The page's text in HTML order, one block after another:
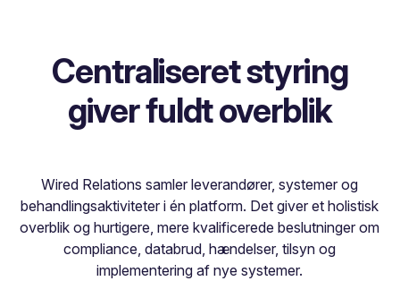
Centraliseret styring
giver fuldt overblik
Wired Relations samler leverandører, systemer og
behandlingsaktiviteter i én platform. Det giver et holistisk
overblik og hurtigere, mere kvalificerede beslutninger om
compliance, databrud, hændelser, tilsyn og
implementering af nye systemer.